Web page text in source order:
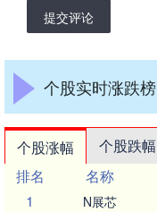
提交评论
个股实时涨跌榜
个股涨幅 个股跌幅
排名
名称
1
N展芯